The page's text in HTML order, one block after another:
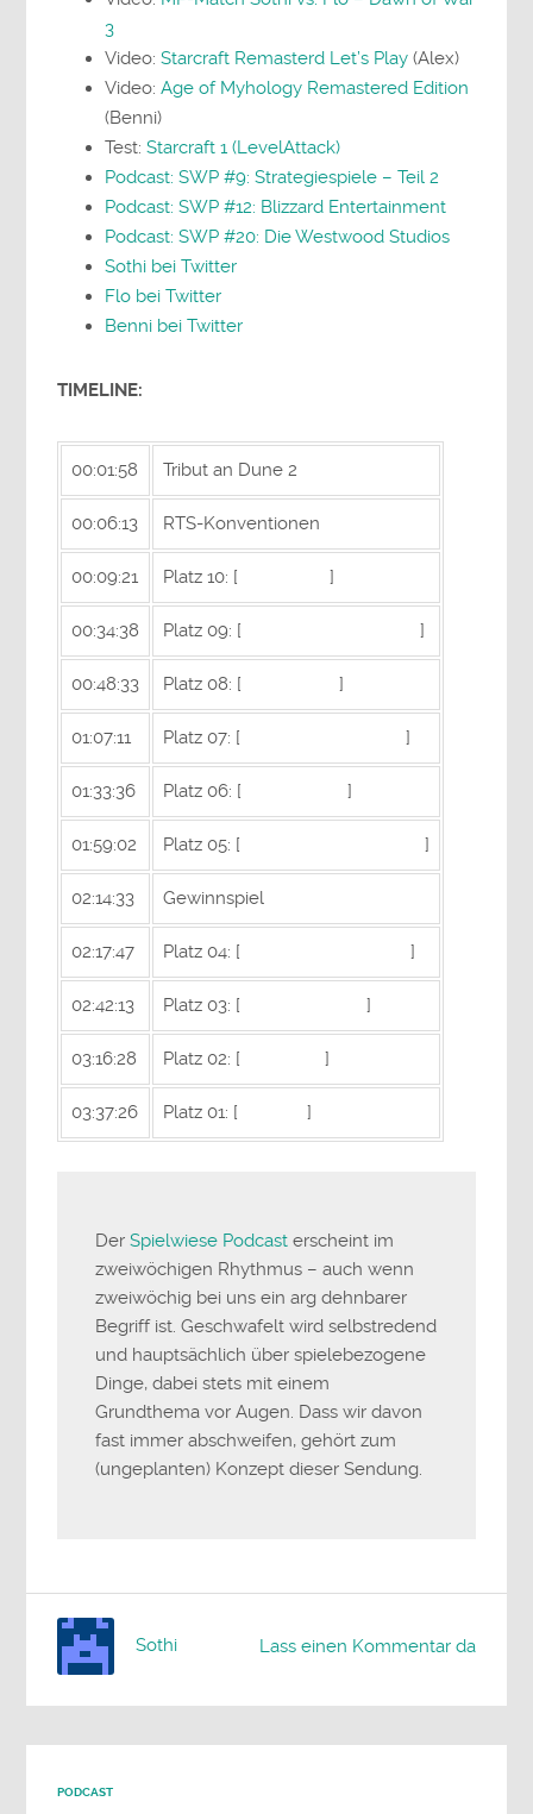
3
Video:Starcraft Remasterd Let’s Play (Alex)
Video:Age of Myhology Remastered Edition
(Benni)
Test:Starcraft 1 (LevelAttack)
Podcast: SWP #9: Strategiespiele – Teil 2
Podcast: SWP #12: Blizzard Entertainment
Podcast: SWP #20: Die Westwood Studios
Sothi bei Twitter
Flo bei Twitter
Benni bei Twitter
TIMELINE:
00:01:58 Tribut an Dune 2
00:06:13 RTS-Konventionen
00:09:21 Platz 10: [ Stronghold]
00:34:38 Platz 09: [ Sins of a Solar Empire]
00:48:33 Platz 08: [ Homeworld]
01:07:11 Platz 07: [ Company of Heroes]
01:33:36 Platz 06: [ Dawn of War]
01:59:02 Platz 05: [ Supreme Commander]
02:14:33 Gewinnspiel
02:17:47 Platz 04: [ Command&Conquer]
02:42:13 Platz 03: [ Age of Empires]
03:16:28 Platz 02: [ Warcraft 2]
03:37:26 Platz 01: [ Starcraft]
DerSpielwiese Podcast erscheint im
zweiwöchigen Rhythmus – auch wenn
zweiwöchig bei uns ein arg dehnbarer
Begriff ist. Geschwafelt wird selbstredend
und hauptsächlich über spielebezogene
Dinge, dabei stets mit einem
Grundthema vor Augen. Dass wir davon
fast immer abschweifen, gehört zum
(ungeplanten) Konzept dieser Sendung.
Lass einen Kommentar da
Sothi
PODCAST